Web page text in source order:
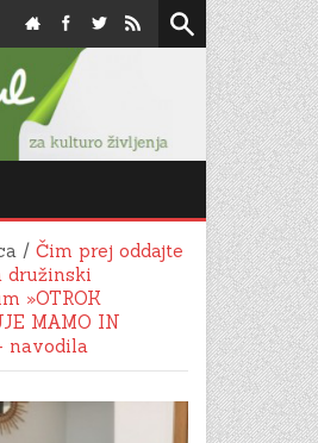
/ Čim prej oddajte
družinski
»OTROK
MAMO IN
navodila